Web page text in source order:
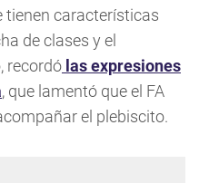
tienen características
de clases y el
recordó las expresiones
, que lamentó que el FA
el plebiscito.